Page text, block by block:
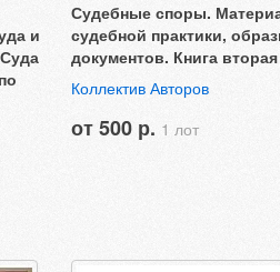
и
Судебные споры.
судебной практики,
документов. Книга вторая
Коллектив Авторов
от 500 р. 1 лот